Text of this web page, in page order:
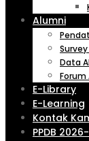
Alumni
Data
Forum
E-Library
E-Learning
Kontak
PPDB